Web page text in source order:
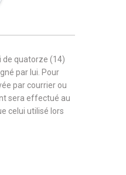
de quatorze (14)
par lui. Pour
par courrier ou
sera effectué au
celui utilisé lors